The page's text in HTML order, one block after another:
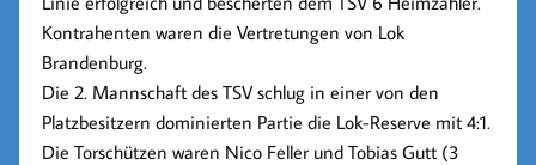
Kontrahenten waren die Vertretungen von Lok
Brandenburg.
Die 2. Mannschaft des TSV schlug in einer von den
Platzbesitzern dominierten Partie die Lok-Reserve mit 4:1.
Die Torschützen waren Nico Feller und Tobias Gutt (3